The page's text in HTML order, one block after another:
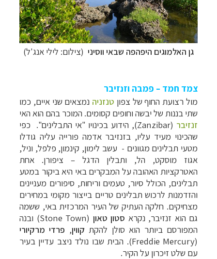
גן האלמוגים היפהפה שבאי ווסיני (צילום: לילי אנג'ל)
צמד חמד – פמבה וזנזיבר
מול רצועת החוף של צפון טנזניה נמצאים שני איים, כמו
שתי בננות של יבשה וחופים קסומים. המוכר בהם הוא האי
זנזיבר (
Zanzibar), הידוע בכינויו "אי התבלינים". כפי
שהכינוי מעיד עליו, בזנזיבר אדמה פורייה עליה גודלו
מטעי תבלינים מגוונים - עשב לימון, קינמון, פלפל, וניל,
אגוז מוסקט, הל, ותבלין הדגל – ציפורן. אחת
האטרקציות האהובה על המבקרים באי היא ביקור במטע
תבלינים, הכולל סיור, טעמים וריחות, סיפורים מעניינים
והזדמנות לרכוש תבלינים טריים בייצור מקומי במחירים
מצחיקים. חלקה העתיק של העיר המרכזית באי, ששמה
גם הוא זנזיבר, נקרא סטון טאון (
Stone Town) ובנה
המפורסם ביותר הוא סולן להקת קווין, פרדי מרקיורי
(
Freddie Mercury). הבית שבו נולד ניצב עדיין בעיר
עם שלט זיכרון על הקיר.